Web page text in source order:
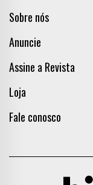
Sobre nós
Anuncie
Assine a Revista
Loja
Fale conosco